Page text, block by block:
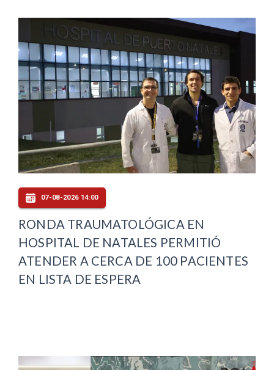
07-08-2026 14:00
RONDA TRAUMATOLÓGICA EN
HOSPITAL DE NATALES PERMITIÓ
ATENDER A CERCA DE 100 PACIENTES
EN LISTA DE ESPERA